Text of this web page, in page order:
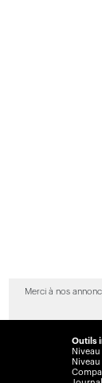
Merci à nos
Outils
Niveau
Niveau